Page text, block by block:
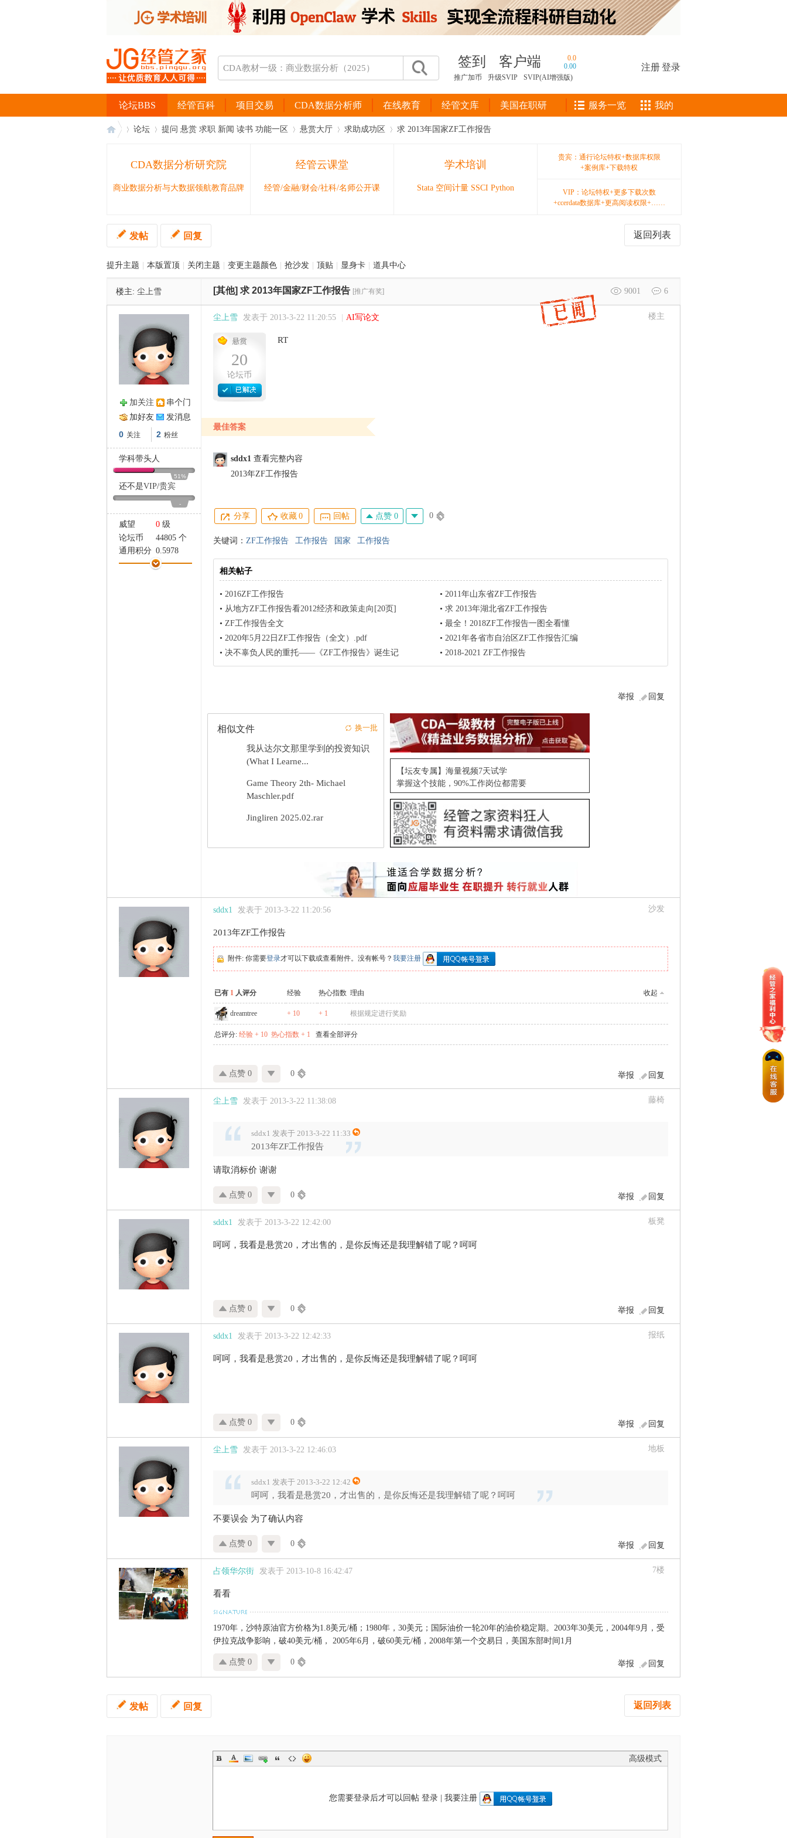
签到 客户端
0.0
0.00
推广加币
升级SVIP SVIP(AI增强版)
注册登录
经管百科 项目交易 CDA数据分析师 在线教育 经管文库 美国在职研
论坛BBS 服务一览 我的
论坛 提问 悬赏 求职 新闻 读书 功能一区 悬赏大厅 求助成功区 求 2013年国家ZF工作报告
CDA数据分析研究院
商业数据分析与大数据领航教育品牌
经管云课堂
经管/金融/财会/社科/名师公开课
学术培训
Stata 空间计量 SSCI Python
贵宾：通行论坛特权+数据库权限
+案例库+下载特权
VIP：论坛特权+更多下载次数
+ccerdata数据库+更高阅读权限+……
返回列表
发帖 回复
提升主题 本版置顶 关闭主题 变更主题颜色 抢沙发 顶贴 显身卡 道具中心
楼主: 尘上雪 9001 6
[其他] 求 2013年国家ZF工作报告 [推广有奖]
加关注
串个门
加好友
发消息
0 关注 2 粉丝
学科带头人
51%
还不是VIP/贵宾
-
威望 0 级
论坛币
44805 个
通用积分 0.5978
学术水平
3 点
楼主
尘上雪 发表于 2013-3-22 11:20:55 AI写论文
20
论坛币
RT
最佳答案
sddx1 查看完整内容
2013年ZF工作报告
分享 收藏 0 回帖 点赞 0 0
关键词： ZF工作报告 工作报告 国家 工作报告
相关帖子
• 2016ZF工作报告 • 2011年山东省ZF工作报告
• 从地方ZF工作报告看2012经济和政策走向[20页] • 求 2013年湖北省ZF工作报告
• ZF工作报告全文 • 最全！2018ZF工作报告一图全看懂
• 2020年5月22日ZF工作报告（全文）.pdf • 2021年各省市自治区ZF工作报告汇编
• 决不辜负人民的重托——《ZF工作报告》诞生记 • 2018-2021 ZF工作报告
回复
举报
相似文件 换一批
我从达尔文那里学到的投资知识
(What I Learne...
Game Theory 2th- Michael
Maschler.pdf
Jingliren 2025.02.rar
【坛友专属】海量视频7天试学
掌握这个技能，90%工作岗位都需要
沙发
sddx1 发表于 2013-3-22 11:20:56
2013年ZF工作报告
附件: 你需要登录才可以下载或查看附件。没有帐号？ 我要注册
已有 1 人评分 经验 热心指数 收起
理由
dreamtree + 10 + 1 根据规定进行奖励
总评分: 经验 + 10 热心指数 + 1 查看全部评分
回复
举报
点赞 0 0
藤椅
尘上雪 发表于 2013-3-22 11:38:08
sddx1 发表于 2013-3-22 11:33
2013年ZF工作报告
请取消标价 谢谢
回复
举报
点赞 0 0
板凳
sddx1 发表于 2013-3-22 12:42:00
呵呵，我看是悬赏20，才出售的，是你反悔还是我理解错了呢？呵呵
回复
举报
点赞 0 0
报纸
sddx1 发表于 2013-3-22 12:42:33
呵呵，我看是悬赏20，才出售的，是你反悔还是我理解错了呢？呵呵
回复
举报
点赞 0 0
地板
尘上雪 发表于 2013-3-22 12:46:03
sddx1 发表于 2013-3-22 12:42
呵呵，我看是悬赏20，才出售的，是你反悔还是我理解错了呢？呵呵
不要误会 为了确认内容
回复
举报
点赞 0 0
7楼
占领华尔街 发表于 2013-10-8 16:42:47
看看
1970年，沙特原油官方价格为1.8美元/桶；1980年，30美元；国际油价一轮20年的油价稳定期。2003年30美元，2004年9月，受
伊拉克战争影响，破40美元/桶， 2005年6月，破60美元/桶，2008年第一个交易日，美国东部时间1月
回复
举报
点赞 0 0
返回列表
发帖 回复
高级模式
您需要登录后才可以回帖 登录| 我要注册